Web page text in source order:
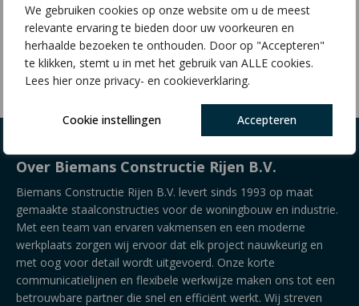
We gebruiken cookies op onze website om u de meest
relevante ervaring te bieden door uw voorkeuren en
herhaalde bezoeken te onthouden. Door op "Accepteren"
te klikken, stemt u in met het gebruik van ALLE cookies.
Lees hier onze privacy- en cookieverklaring.
Cookie instellingen Accepteren
F01 | S70x8 |
L295x90
€8,23
Over Biemans Constructie Rijen B.V.
Biemans Constructie Rijen B.V. levert sinds 1993 op maat
gemaakte staalconstructies voor de woningbouw en industrie.
Met een team van ervaren vakmensen en een moderne
werkplaats zorgen wij ervoor dat elk project nauwkeurig en
met oog voor detail wordt uitgevoerd. Onze korte
communicatielijnen en flexibele werkwijze maken ons tot een
betrouwbare partner die snel en efficiënt werkt. Wij streven